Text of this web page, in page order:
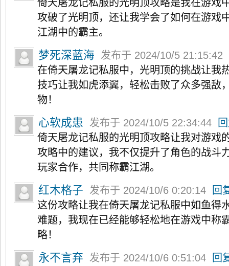
倚天屠龙记私服的光明顶攻略是我在游戏
攻破了光明顶，还让我学会了如何在游戏
江湖中的霸主。
梦死深蓝海
发布于 2024/10/5 21:15:42
在倚天屠龙记私服中，光明顶的挑战让我
技巧让我如虎添翼，轻松击败了众多强敌
物！
心软成患 发布于 2024/10/5 22:34:44
倚天屠龙记私服的光明顶攻略让我对游戏
攻略中的建议，我不仅提升了角色的战斗
玩家合作，共同称霸江湖。
红木格子 发布于 2024/10/6 0:20:14
回
这份攻略让我在倚天屠龙记私服中如鱼得
难题，我现在已经能够轻松地在游戏中称
略！
永不言弃 发布于 2024/10/6 0:51:04
回